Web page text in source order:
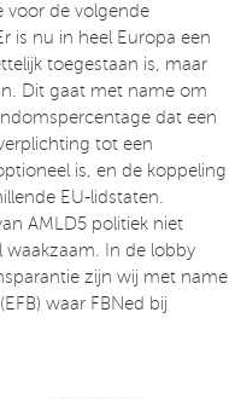
voor de volgende
is nu in heel Europa een
toegestaan is, maar
Dit gaat met name om
dat een
tot een
is, en de koppeling
EU-lidstaten.
AMLD5 politiek niet
waakzaam. In de lobby
zijn wij met name
waar FBNed bij